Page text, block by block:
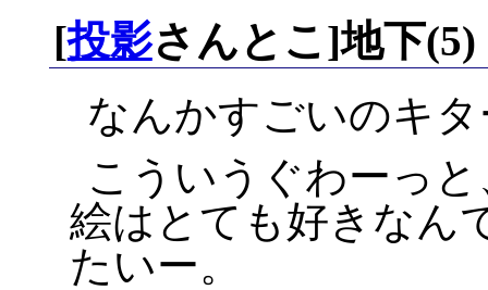
[投影さんとこ]地下(5)
なんかすごいのキ
こういうぐわーっ
絵はとても好きなん
たいー。